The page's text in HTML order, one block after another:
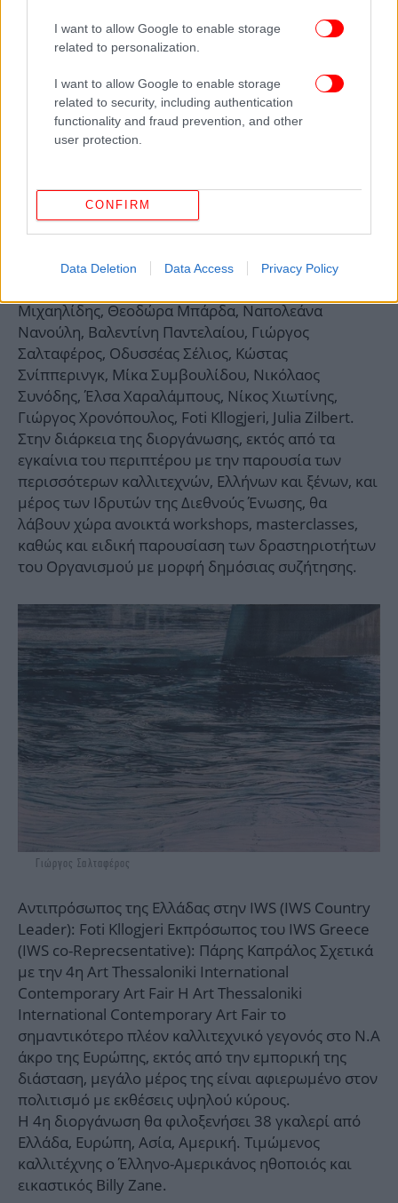
I want to allow Google to enable storage
related to personalization.
I want to allow Google to enable storage
related to security, including authentication
functionality and fraud prevention, and other
user protection.
CONFIRM
Data Deletion Data Access Privacy Policy
ΠΟΛΙΤΙΣΜΟΣ 15/11/2019 09:46
ξεχωριστή έκθεση [εικόνες]
Γιάννης Αδαμαντίδης, Δημήτρης Αστερίου, Κώστας
Βερονίκη Δαμιανίδου, Ζωή Δασκάλου, Γιάννης
Ευθυμιάδης, Θέτις Ιωάννου, Αγγέλα Καράλη,
Λαμπρέτσα, Μάγδα Μαδεμλή, Βαλεντίνη
Μιχαηλίδης, Θεοδώρα Μπάρδα, Ναπολεάνα
Νανούλη, Βαλεντίνη Παντελαίου, Γιώργος
Σαλταφέρος, Οδυσσέας Σέλιος, Κώστας
Σνίππερινγκ, Μίκα Συμβουλίδου, Νικόλαος
Συνόδης, Έλσα Χαραλάμπους, Νίκος Χιωτίνης,
Γιώργος Χρονόπουλος, Foti Kllogjeri, Julia Zilbert.
Στην διάρκεια της διοργάνωσης, εκτός από τα
εγκαίνια του περιπτέρου με την παρουσία των
περισσότερων καλλιτεχνών, Ελλήνων και ξένων, και
μέρος των Ιδρυτών της Διεθνούς Ένωσης, θα
λάβουν χώρα ανοικτά workshops, masterclasses,
καθώς και ειδική παρουσίαση των δραστηριοτήτων
του Οργανισμού με μορφή δημόσιας συζήτησης.
Γιώργος Σαλταφέρος
Αντιπρόσωπος της Ελλάδας στην IWS (IWS Country
Leader): Foti Kllogjeri Εκπρόσωπος του IWS Greece
(IWS co-Reprecsentative): Πάρης Καπράλος Σχετικά
με την 4η Art Thessaloniki International
Contemporary Art Fair Η Art Thessaloniki
International Contemporary Art Fair το
σημαντικότερο πλέον καλλιτεχνικό γεγονός στο Ν.Α
άκρο της Ευρώπης, εκτός από την εμπορική της
διάσταση, μεγάλο μέρος της είναι αφιερωμένο στον
πολιτισμό με εκθέσεις υψηλού κύρους.
Η 4η διοργάνωση θα φιλοξενήσει 38 γκαλερί από
Ελλάδα, Ευρώπη, Ασία, Αμερική. Τιμώμενος
καλλιτέχνης ο Έλληνο-Αμερικάνος ηθοποιός και
εικαστικός Billy Zane.